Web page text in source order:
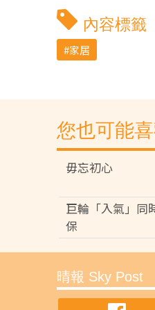
內容標籤
家居
您也可能
毋忘初心
巨輪「入氣」
保
晴報 Sky Post